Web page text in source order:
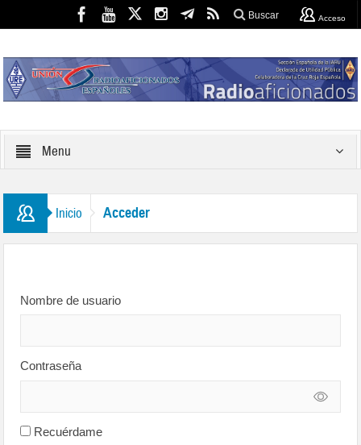
Buscar Acceso
Menu
Inicio Acceder
Nombre de usuario
Contraseña
Recuérdame